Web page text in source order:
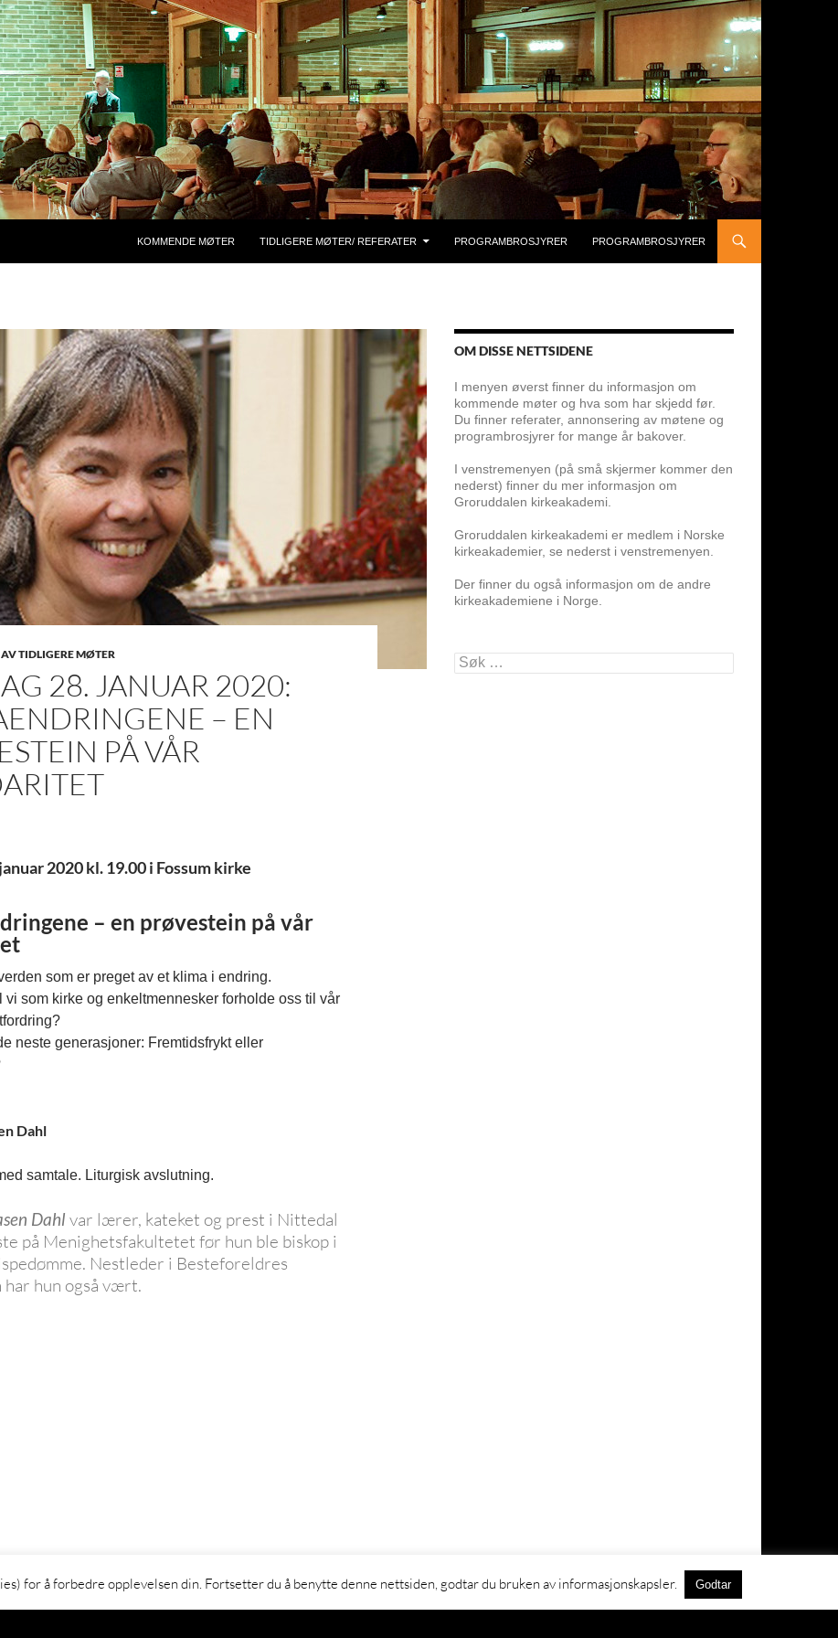
KOMMENDE MØTER
TIDLIGERE MØTER/ REFERATER PROGRAMBROSJYRER PROGRAMBROSJYRER
TIDLIGERE MØTER
28. JANUAR 2020:
– EN
PÅ VÅR
2020 kl. 19.00 i Fossum kirke
– en prøvestein på vår
som er preget av et klima i endring.
vi som kirke og enkeltmennesker forholde oss til vår
neste generasjoner: Fremtidsfrykt eller
Dahl
samtale. Liturgisk avslutning.
Dahl var lærer, kateket og prest i Nittedal
på Menighetsfakultetet før hun ble biskop i
Nestleder i Besteforeldres
har hun også vært.
OM DISSE NETTSIDENE
I menyen øverst finner du informasjon om
kommende møter og hva som har skjedd før.
Du finner referater, annonsering av møtene og
programbrosjyrer for mange år bakover.
I venstremenyen (på små skjermer kommer den
nederst) finner du mer informasjon om
Groruddalen kirkeakademi.
Groruddalen kirkeakademi er medlem i Norske
kirkeakademier, se nederst i venstremenyen.
Der finner du også informasjon om de andre
kirkeakademiene i Norge.
Søk
etter:
for å forbedre opplevelsen din. Fortsetter du å benytte denne nettsiden, godtar du bruken av informasjonskapsler.
Regler for personvern og informasjonskapsler